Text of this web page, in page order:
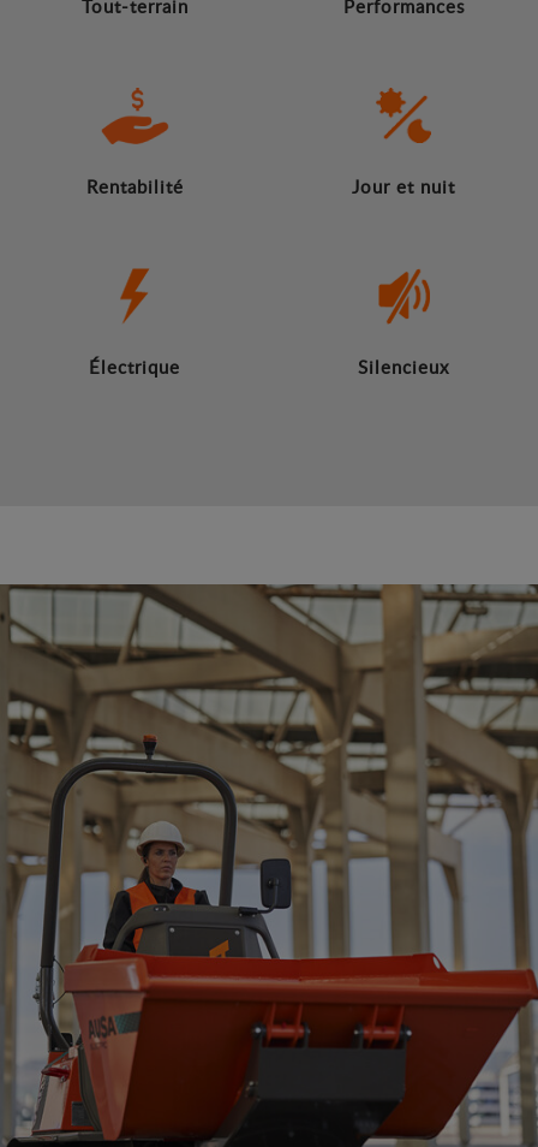
Tout-terrain Performances
Rentabilité Jour et nuit
Électrique Silencieux